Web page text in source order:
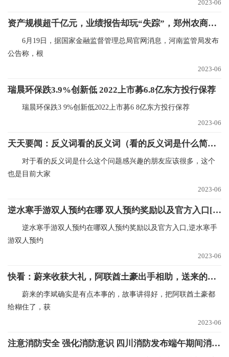
2023-06
资产规模超千亿元，业绩报告却玩“失踪”，郑州农商银行迎来新副行长查恒亮…
6月19日，据国家金融监督管理总局官网消息，河南监管局发布
公告称，根
2023-06
瑞晨环保跌3.9%创新低 2022上市募6.8亿东方投行保荐
瑞晨环保跌3 9%创新低2022上市募6 8亿东方投行保荐
2023-06
天天要闻：反义词看的反义词（看的反义词是什么简介介绍）
对于看的反义词是什么这个问题感兴趣的朋友应该很多，这个
也是目前大家
2023-06
逆水寒手游双人预约在哪 双人预约奖励以及官方入口[多图] 世界独家
逆水寒手游双人预约在哪双人预约奖励以及官方入口,逆水寒手
游双人预约
2023-06
快看：蔚来收获大礼，阿联酋土豪出手相助，送来的钱够蔚来亏一个季度
蔚来的李斌确实是有点本事的，故事讲得好，把阿联酋土豪都
给糊住了，获
2023-06
注意消防安全 强化消防意识 四川消防发布端午期间消防安全提示